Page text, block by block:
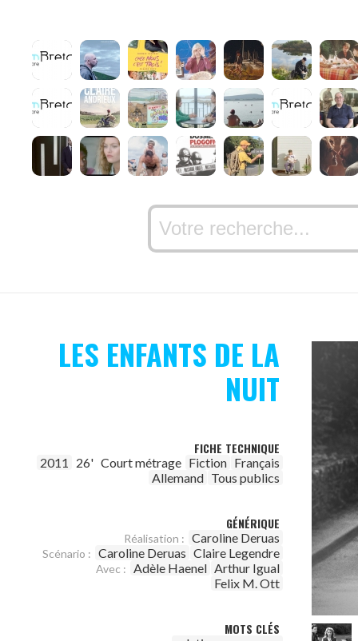
LES ENFANTS DE LA
NUIT
FICHE TECHNIQUE
2011 26' Court métrage Fiction Français
Allemand Tous publics
GÉNÉRIQUE
Réalisation : Caroline Deruas
Scénario : Caroline Deruas Claire Legendre
Avec : Adèle Haenel Arthur Igual
Felix M. Ott
MOTS CLÉS